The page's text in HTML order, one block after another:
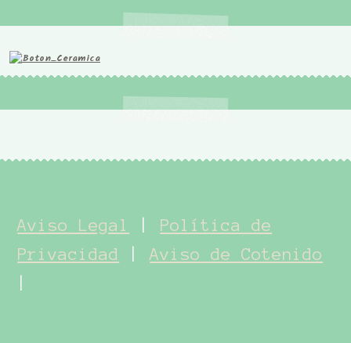
Aviso Legal
Política de
Privacidad
|Aviso de Cotenido